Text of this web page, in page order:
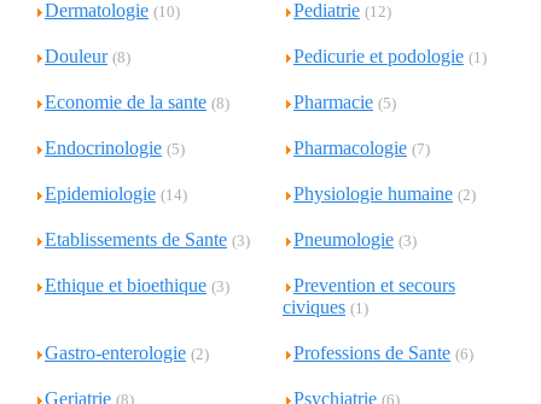
Dermatologie (10) Pediatrie (12)
Douleur (8) Pedicurie et podologie (1)
Economie de la sante (8) Pharmacie (5)
Endocrinologie (5) Pharmacologie (7)
Epidemiologie (14) Physiologie humaine (2)
Etablissements de Sante (3) Pneumologie (3)
Ethique et bioethique (3)
Prevention et secours
civiques (1)
Gastro-enterologie (2) Professions de Sante (6)
Geriatrie (8) Psychiatrie (6)